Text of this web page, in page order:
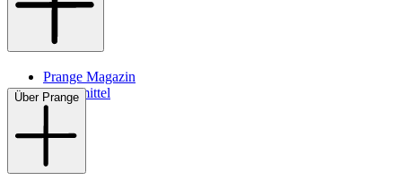
Prange Magazin
Pflegemittel
Über Prange